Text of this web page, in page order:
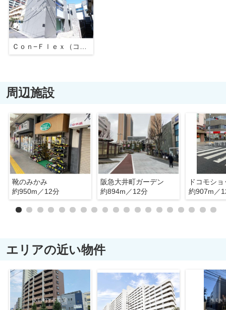
周辺施設
靴のみかみ
約950m／12分
阪急大井町ガーデン
約894m／12分
約907m／
エリアの近い物件